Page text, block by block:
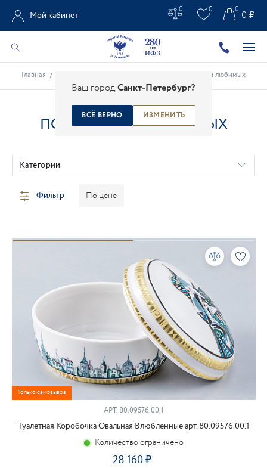
Ваш городСанкт-Петербург?
ВСЁ ВЕРНО ИЗМЕНИТЬ
Мой кабинет
0 0 0 ₽
0
Главная / Подарки для любимых
ПОДАРКИ ДЛЯ ЛЮБИМЫХ
Категории
Фильтр По цене
Только самовывоз
АРТ. 80.09576.00.1
Туалетная Коробочка Овальная Влюбленные арт. 80.09576.00.1
Количество ограничено
28 160